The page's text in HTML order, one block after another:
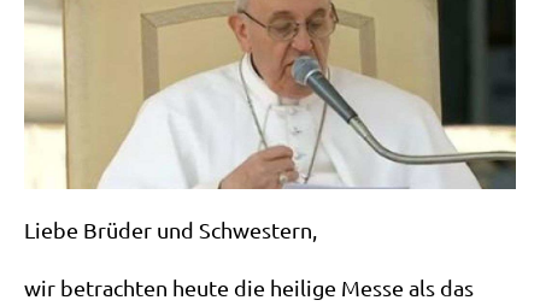
Lie­be Brü­der und Schwestern,
wir betrach­ten heu­te die hei­li­ge Mes­se als das